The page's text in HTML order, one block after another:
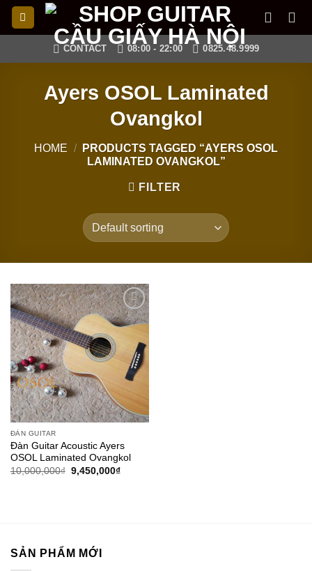
Skip
CONTACT 08:00 - 22:00 0825.48.9999
Ayers OSOL Laminated
Ovangkol
HOME /
PRODUCTS TAGGED “AYERS OSOL
LAMINATED OVANGKOL”
FILTER
Add to
wishlist
ĐÀN GUITAR
Đàn Guitar Acoustic Ayers
OSOL Laminated Ovangkol
10,000,000₫ 9,450,000₫
SẢN PHẨM MỚI